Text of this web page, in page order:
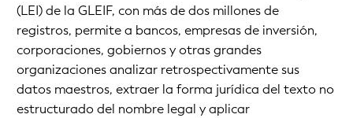
(LEI) de la GLEIF, con más de dos millones de
registros, permite a bancos, empresas de inversión,
corporaciones, gobiernos y otras grandes
organizaciones analizar retrospectivamente sus
datos maestros, extraer la forma jurídica del texto no
estructurado del nombre legal y aplicar